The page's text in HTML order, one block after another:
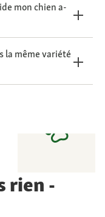
mon chien a-
la même variété
rien -